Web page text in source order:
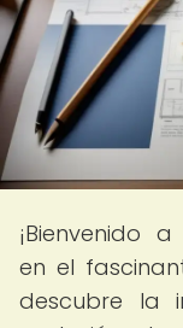
¡Bienvenido a
en el
descubre la